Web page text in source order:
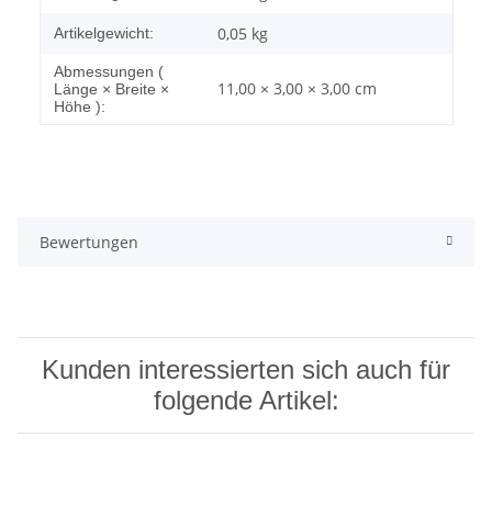
Artikelgewicht: 0,05 kg
Abmessungen (
Länge × Breite ×
Höhe ):
11,00 × 3,00 × 3,00 cm
Bewertungen
Kunden interessierten sich auch für
folgende Artikel: